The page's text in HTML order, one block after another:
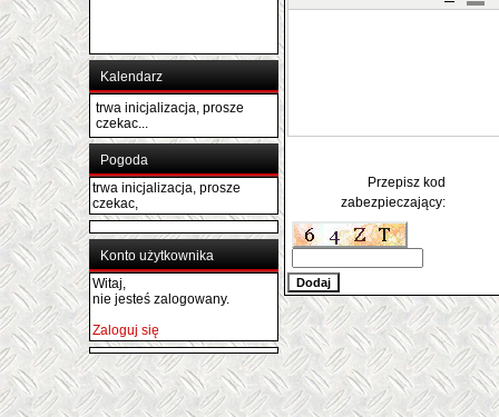
Kalendarz
trwa inicjalizacja, prosze
czekac...
Pogoda
trwa inicjalizacja, prosze
czekac,
Konto użytkownika
Witaj,
nie jesteś zalogowany.
Zaloguj się
Przepisz kod
zabezpieczający: